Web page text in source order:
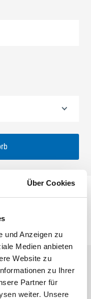
Über Cookies
und Anzeigen zu
Medien anbieten
Website zu
zu Ihrer
Partner für
weiter. Unsere